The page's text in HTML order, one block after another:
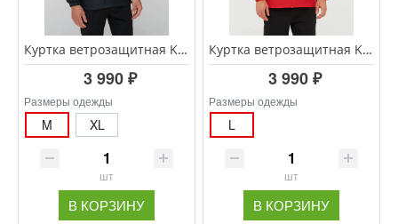
Куртка ветрозащитная KELME WINDPROOF 3801241/3803241.000
3 990 ₽
Размеры одежды
M XL
шт
В КОРЗИНУ
Куртка ветрозащитная KELME WINDPROOF 3801241/3803241.600
3 990 ₽
Размеры одежды
L
шт
В КОРЗИНУ